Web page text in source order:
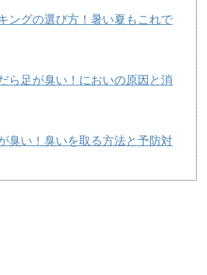
ングの選び方！暑い夏もこれで
ら足が臭い！においの原因と消
臭い！臭いを取る方法と予防対